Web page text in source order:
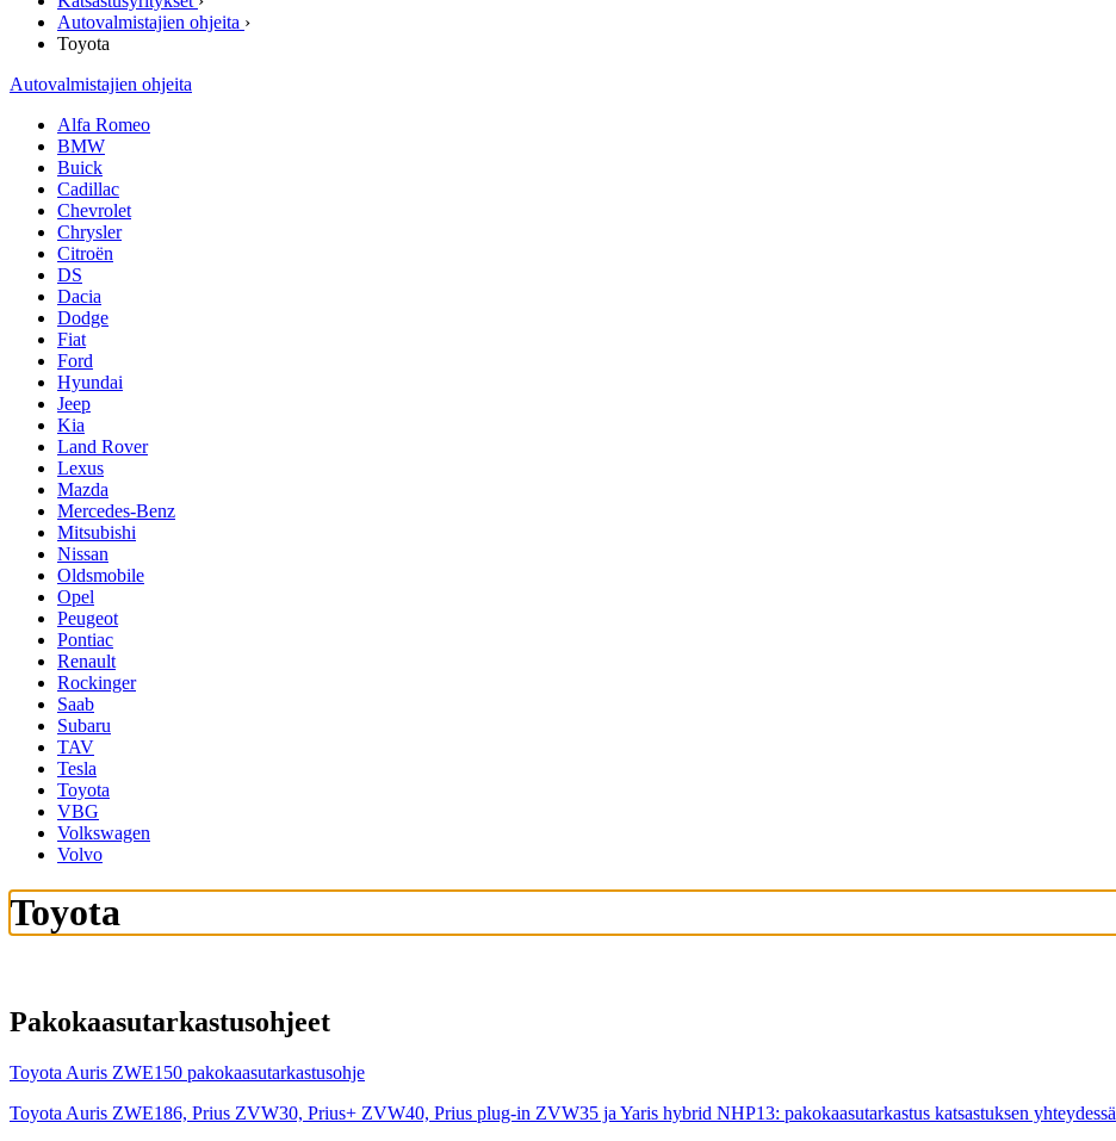
Autovalmistajien ohjeita ›
Toyota
Autovalmistajien ohjeita
Alfa Romeo
BMW
Buick
Cadillac
Chevrolet
Chrysler
Citroën
DS
Dacia
Dodge
Fiat
Ford
Hyundai
Jeep
Kia
Land Rover
Lexus
Mazda
Mercedes-Benz
Mitsubishi
Nissan
Oldsmobile
Opel
Peugeot
Pontiac
Renault
Rockinger
Saab
Subaru
TAV
Tesla
Toyota
VBG
Volkswagen
Volvo
Toyota
Pakokaasutarkastusohjeet
Toyota Auris ZWE150 pakokaasutarkastusohje
Toyota Auris ZWE186, Prius ZVW30, Prius+ ZVW40, Prius plug-in ZVW35 ja Yaris hybrid NHP13: pakokaasutarkastus katsastuksen yhteydessä